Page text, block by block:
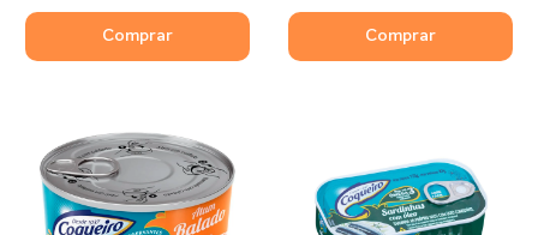
Comprar Comprar